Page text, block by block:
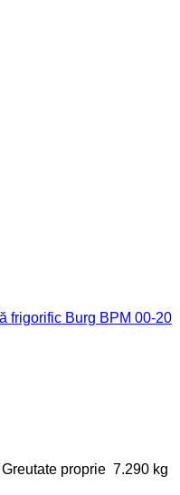
frigorific Burg BPM 00-20
Greutate proprie 7.290 kg